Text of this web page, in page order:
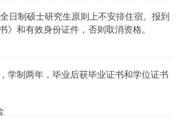
日制硕士研究生原则上不安排住宿。报到
》和有效身份证件，否则取消资格。
学制两年，毕业后获毕业证书和学位证书